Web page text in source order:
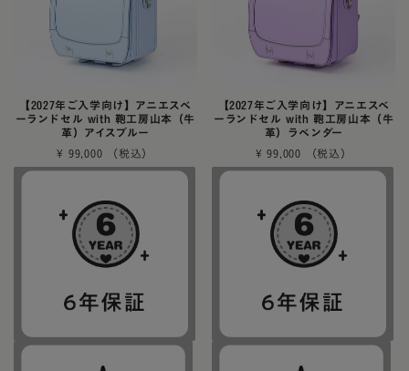
【2027年ご入学向け】アニエスベ
ーランドセル with 鞄工房山本（牛
革）アイスブルー
¥ 99,000
【2027年ご入学向け】アニエスベ
ーランドセル with 鞄工房山本（牛
革）ラベンダー
¥ 99,000